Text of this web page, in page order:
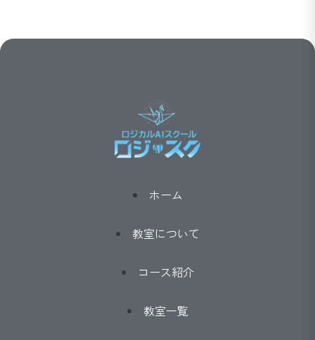
ホーム
教室について
コース紹介
教室一覧